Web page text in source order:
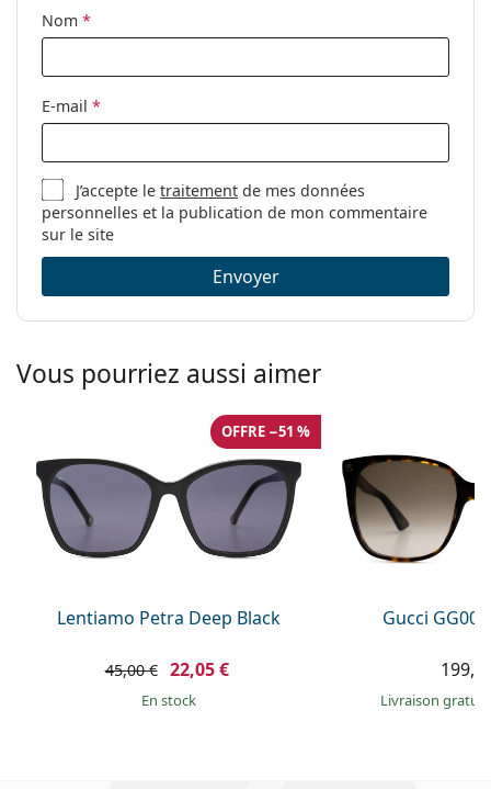
Nom *
E-mail *
J’accepte letraitement de mes données
personnelles et la publication de mon commentaire
sur le site
Envoyer
Vous pourriez aussi aimer
Lentiamo Petra Deep Black
OFFRE −51 %
45,00 € 22,05 €
en stock
Gucci
Livraison